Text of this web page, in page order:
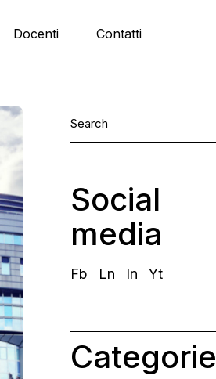
Docenti Contatti
Social
media
Fb Ln In Yt
Categorie